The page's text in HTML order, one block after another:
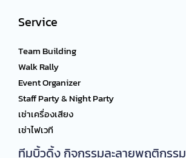
Service
Team Building
Walk Rally
Event Organizer
Staff Party & Night Party
เช่าเครื่องเสียง
เช่าไฟเวที
ทีมบิ้วดิ้ง กิจกรรมละลายพฤติกรรม